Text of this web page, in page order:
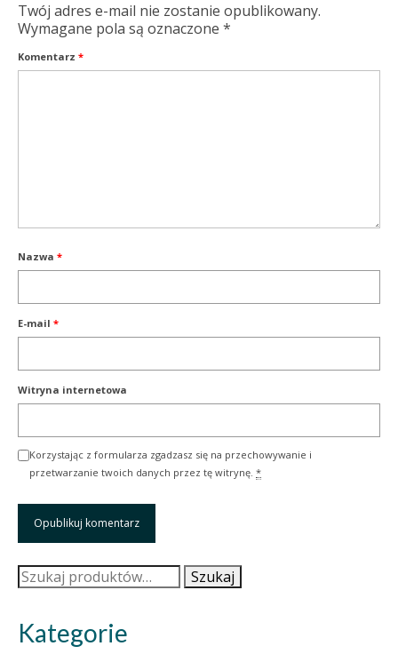
Twój adres e-mail nie zostanie opublikowany.
Wymagane pola są oznaczone *
Komentarz *
Nazwa *
E-mail *
Witryna internetowa
Korzystając z formularza zgadzasz się na przechowywanie i
przetwarzanie twoich danych przez tę witrynę. *
Szukaj: Szukaj
Kategorie